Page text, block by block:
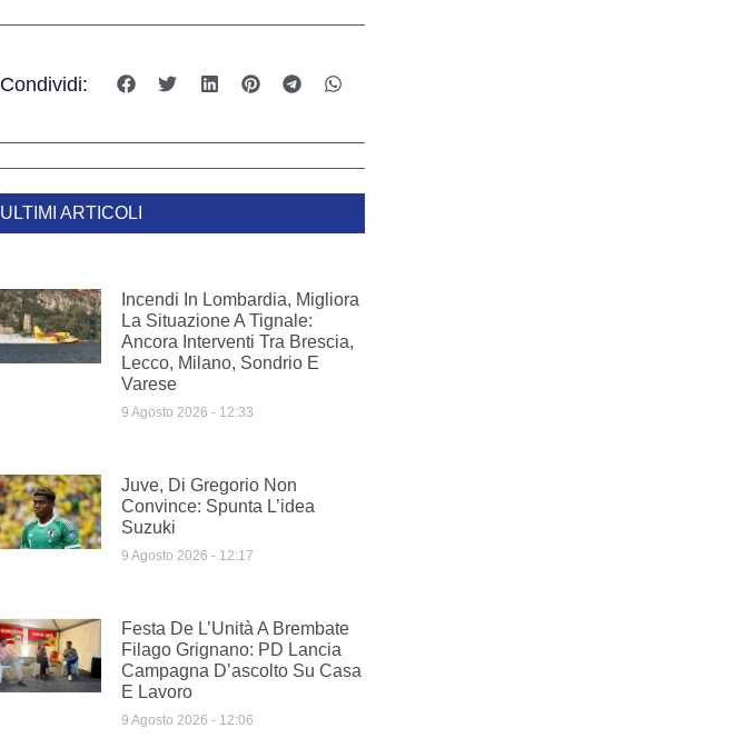
Condividi:
ULTIMI ARTICOLI
Incendi In Lombardia, Migliora
La Situazione A Tignale:
Ancora Interventi Tra Brescia,
Lecco, Milano, Sondrio E
Varese
9 Agosto 2026 12:33
Juve, Di Gregorio Non
Convince: Spunta L’idea
Suzuki
9 Agosto 2026 12:17
Festa De L’Unità A Brembate
Filago Grignano: PD Lancia
Campagna D’ascolto Su Casa
E Lavoro
9 Agosto 2026 12:06